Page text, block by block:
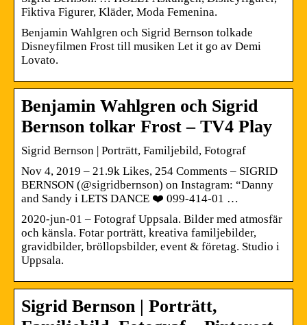
Fiktiva Figurer, Kläder, Moda Femenina.
Benjamin Wahlgren och Sigrid Bernson tolkade
Disneyfilmen Frost till musiken Let it go av Demi
Lovato.
Benjamin Wahlgren och Sigrid
Bernson tolkar Frost – TV4 Play
Sigrid Bernson | Porträtt, Familjebild, Fotograf
Nov 4, 2019 – 21.9k Likes, 254 Comments – SIGRID
BERNSON (@sigridbernson) on Instagram: “Danny
and Sandy i LETS DANCE ❤️ 099-414-01 …
2020-jun-01 – Fotograf Uppsala. Bilder med atmosfär
och känsla. Fotar porträtt, kreativa familjebilder,
gravidbilder, bröllopsbilder, event & företag. Studio i
Uppsala.
Sigrid Bernson | Porträtt,